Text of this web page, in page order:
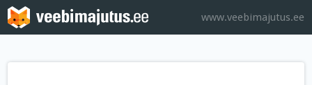
www.veebimajutus.ee